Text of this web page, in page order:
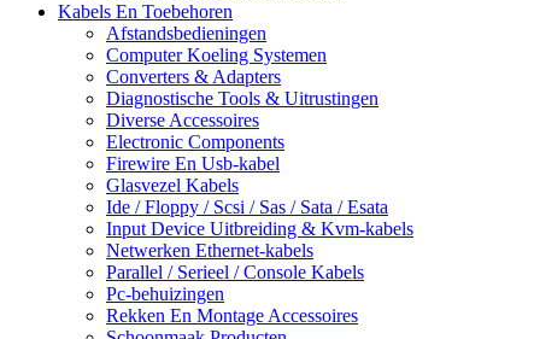
Kabels En Toebehoren
Afstandsbedieningen
Computer Koeling Systemen
Converters & Adapters
Diagnostische Tools & Uitrustingen
Diverse Accessoires
Electronic Components
Firewire En Usb-kabel
Glasvezel Kabels
Ide / Floppy / Scsi / Sas / Sata / Esata
Input Device Uitbreiding & Kvm-kabels
Netwerken Ethernet-kabels
Parallel / Serieel / Console Kabels
Pc-behuizingen
Rekken En Montage Accessoires